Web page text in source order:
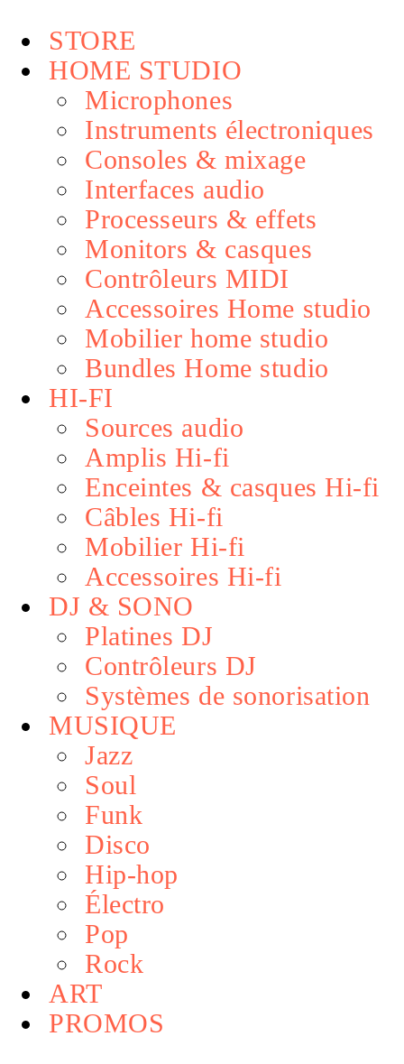
STORE
HOME STUDIO
Microphones
Instruments électroniques
Consoles & mixage
Interfaces audio
Processeurs & effets
Monitors & casques
Contrôleurs MIDI
Accessoires Home studio
Mobilier home studio
Bundles Home studio
HI-FI
Sources audio
Amplis Hi-fi
Enceintes & casques Hi-fi
Câbles Hi-fi
Mobilier Hi-fi
Accessoires Hi-fi
DJ & SONO
Platines DJ
Contrôleurs DJ
Systèmes de sonorisation
MUSIQUE
Jazz
Soul
Funk
Disco
Hip-hop
Électro
Pop
Rock
ART
PROMOS